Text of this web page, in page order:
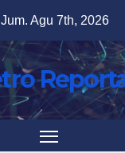
Jum. Agu 7th, 2026